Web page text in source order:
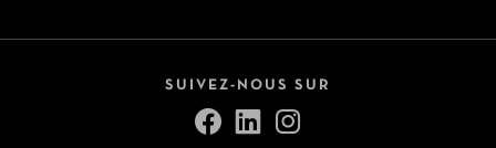
SUIVEZ-NOUS SUR